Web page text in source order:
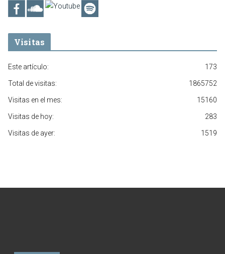
Visitas
173
Este artículo:
1865752
Total de visitas:
15160
Visitas en el mes:
283
Visitas de hoy:
1519
Visitas de ayer: